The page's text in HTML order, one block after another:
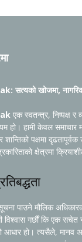
सत्यको खोजमा,
एक स्वतन्त्र, निष्पक्ष र
हो। हामी केवल समाचार
शान्तिको पक्षमा
क्षेत्रमा
पाउने मौलिक
विश्वास गर्छौं कि एक सचेत
आधार हो। त्यसैले, मानव